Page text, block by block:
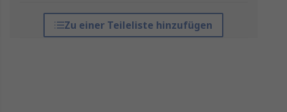
Zu einer Teileliste hinzufügen